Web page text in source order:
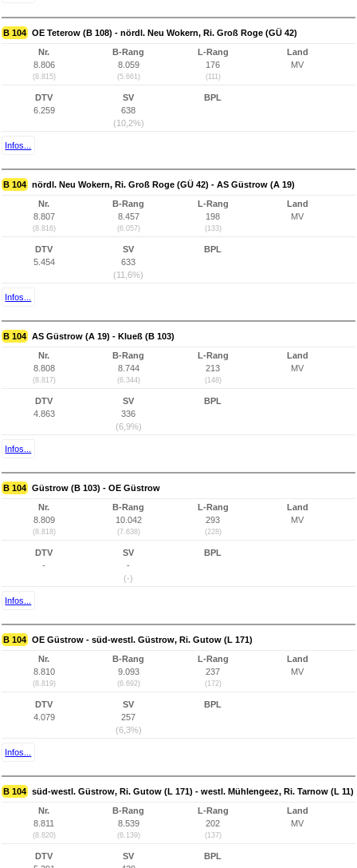
B 104 OE Teterow (B 108) - nördl. Neu Wokern, Ri. Groß Roge (GÜ 42)
Nr.
8.806
(8.815)
B-Rang
8.059
(5.661)
L-Rang
176
(111)
Land
MV
DTV
6.259
SV
638
(10,2%)
BPL
Infos...
B 104 nördl. Neu Wokern, Ri. Groß Roge (GÜ 42) - AS Güstrow (A 19)
Nr.
8.807
(8.816)
B-Rang
8.457
(6.057)
L-Rang
198
(133)
Land
MV
DTV
5.454
SV
633
(11,6%)
BPL
Infos...
B 104 AS Güstrow (A 19) - Klueß (B 103)
Nr.
8.808
(8.817)
B-Rang
8.744
(6.344)
L-Rang
213
(148)
Land
MV
DTV
4.863
SV
336
(6,9%)
BPL
Infos...
B 104 Güstrow (B 103) - OE Güstrow
Nr.
8.809
(8.818)
B-Rang
10.042
(7.638)
L-Rang
293
(228)
Land
MV
DTV
-
SV
-
(-)
BPL
Infos...
B 104 OE Güstrow - süd-westl. Güstrow, Ri. Gutow (L 171)
Nr.
8.810
(8.819)
B-Rang
9.093
(6.692)
L-Rang
237
(172)
Land
MV
DTV
4.079
SV
257
(6,3%)
BPL
Infos...
B 104 süd-westl. Güstrow, Ri. Gutow (L 171) - westl. Mühlengeez, Ri. Tarnow (L 11)
Nr.
8.811
(8.820)
B-Rang
8.539
(6.139)
L-Rang
202
(137)
Land
MV
DTV
SV
BPL